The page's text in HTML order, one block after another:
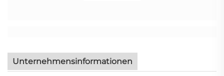
Unternehmensinformationen